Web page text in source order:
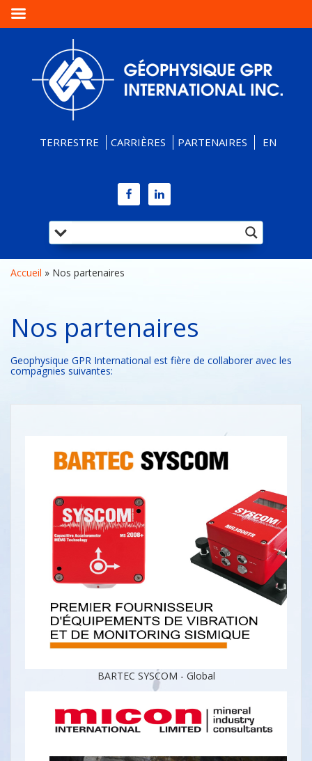
TERRESTRE CARRIÈRES PARTENAIRES EN
Accueil » Nos partenaires
Nos partenaires
Geophysique GPR International est fière de collaborer avec les
compagnies suivantes:
BARTEC SYSCOM - Global